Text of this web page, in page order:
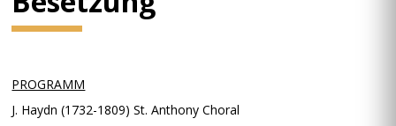
PROGRAMM
J. Haydn (1732-1809) St. Anthony Choral